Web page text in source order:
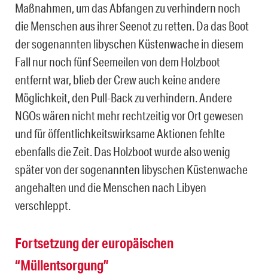
Maßnahmen, um das Abfangen zu verhindern noch
die Menschen aus ihrer Seenot zu retten. Da das Boot
der sogenannten libyschen Küstenwache in diesem
Fall nur noch fünf Seemeilen von dem Holzboot
entfernt war, blieb der Crew auch keine andere
Möglichkeit, den Pull-Back zu verhindern. Andere
NGOs wären nicht mehr rechtzeitig vor Ort gewesen
und für öffentlichkeitswirksame Aktionen fehlte
ebenfalls die Zeit. Das Holzboot wurde also wenig
später von der sogenannten libyschen Küstenwache
angehalten und die Menschen nach Libyen
verschleppt.
Fortsetzung der europäischen
“Müllentsorgung”